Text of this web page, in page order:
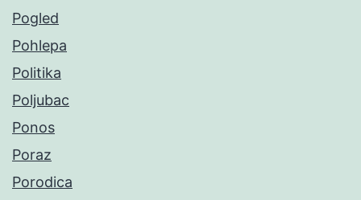
Pogled
Pohlepa
Politika
Poljubac
Ponos
Poraz
Porodica